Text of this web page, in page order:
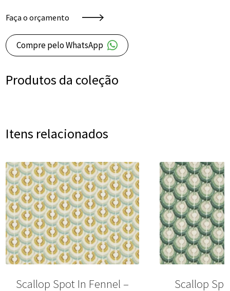
Faça o orçamento
Compre pelo WhatsApp
Produtos da coleção
Itens relacionados
Scallop Spot In Fennel – Scallop